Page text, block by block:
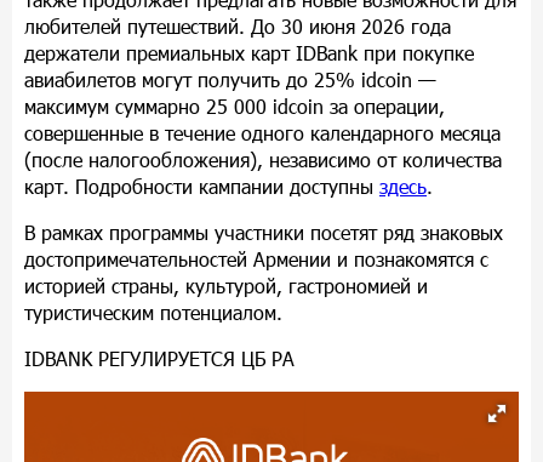
любителей путешествий. До 30 июня 2026 года
держатели премиальных карт IDBank при покупке
авиабилетов могут получить до 25% idcoin —
максимум суммарно 25 000 idcoin за операции,
совершенные в течение одного календарного месяца
(после налогообложения), независимо от количества
карт. Подробности кампании доступны здесь.
В рамках программы участники посетят ряд знаковых
достопримечательностей Армении и познакомятся с
историей страны, культурой, гастрономией и
туристическим потенциалом.
IDBANK РЕГУЛИРУЕТСЯ ЦБ РА